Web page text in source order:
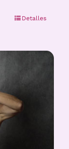
Detalles